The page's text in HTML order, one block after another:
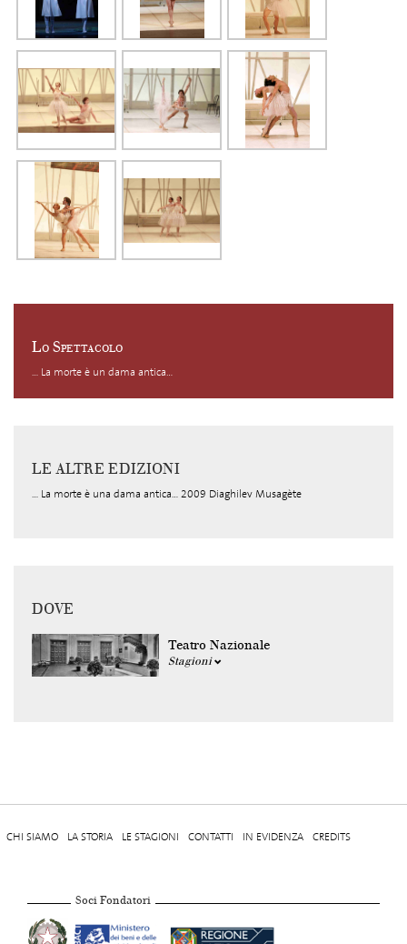
Lo Spettacolo
... La morte è un dama antica...
LE ALTRE EDIZIONI
... La morte è una dama antica... 2009 Diaghilev Musagète
DOVE
Teatro Nazionale
Stagioni
CHI SIAMO LA STORIA LE STAGIONI CONTATTI IN EVIDENZA CREDITS
Soci Fondatori